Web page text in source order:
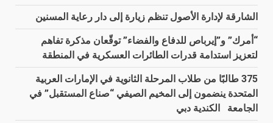
الشارقة لإدارة الأصول تنظم زيارة إلى دار رعاية المسنين
“أمرك” و”إيرباص للدفاع والفضاء” توقّعان مذكرة تفاهم
لتعزيز استدامة قدرات الطائرات العسكرية في المنطقة
375 طالبًا من طلاب المرحلة الثانوية في الإمارات العربية
المتحدة ينضمون إلى المخيم الصيفي “صناع المستقبل” في
الجامعة الكندية دبي